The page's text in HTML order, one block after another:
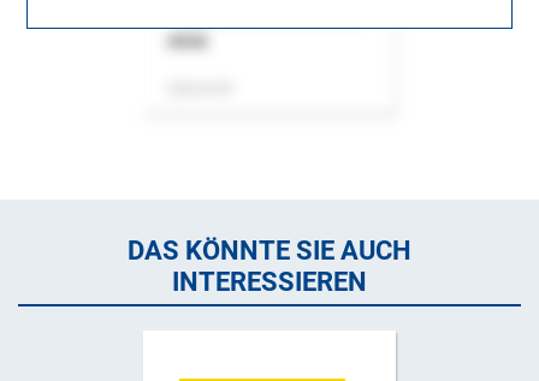
DAS KÖNNTE SIE AUCH
INTERESSIEREN